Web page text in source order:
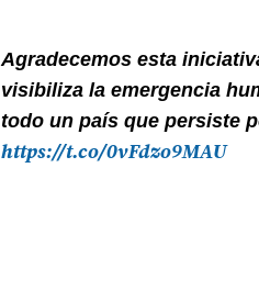
Agradecemos esta
visibiliza la emergencia
todo un país que persiste
https://t.co/0vFdzo9MAU